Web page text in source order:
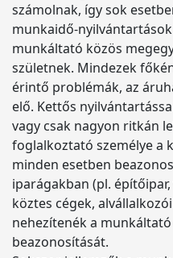
számolnak, így sok
munkaidő-
munkáltató közös
születnek. Mindezek
érintő problémák, az
elő. Kettős
vagy csak nagyon ritkán
foglalkoztató személye a
minden esetben
iparágakban (pl.
köztes cégek,
nehezítenék a
beazonosítását.